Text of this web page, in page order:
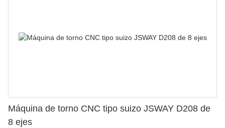
Máquina de torno CNC tipo suizo JSWAY D208 de
8 ejes